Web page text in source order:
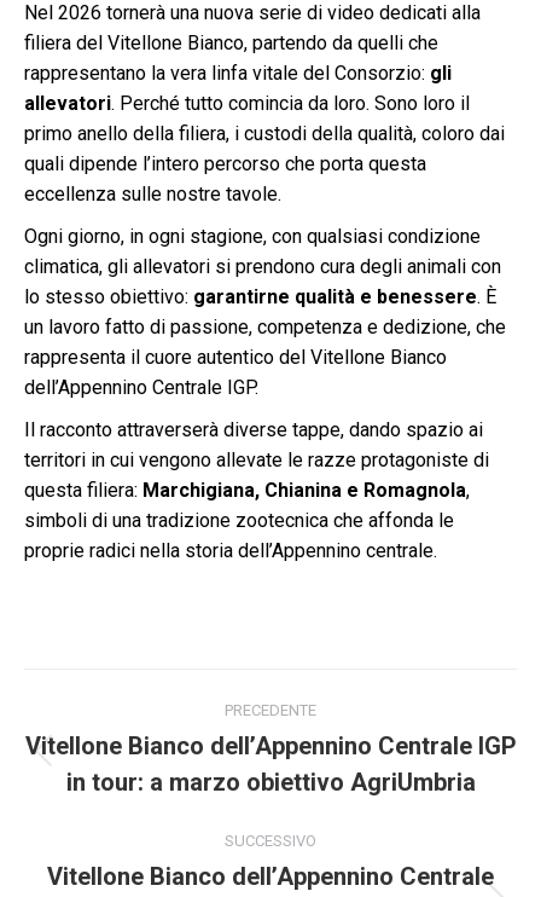
Nel 2026 tornerà una nuova serie di video dedicati alla
filiera del Vitellone Bianco, partendo da quelli che
rappresentano la vera linfa vitale del Consorzio: gli
allevatori. Perché tutto comincia da loro. Sono loro il
primo anello della filiera, i custodi della qualità, coloro dai
quali dipende l’intero percorso che porta questa
eccellenza sulle nostre tavole.
Ogni giorno, in ogni stagione, con qualsiasi condizione
climatica, gli allevatori si prendono cura degli animali con
lo stesso obiettivo: garantirne qualità e benessere. È
un lavoro fatto di passione, competenza e dedizione, che
rappresenta il cuore autentico del Vitellone Bianco
dell’Appennino Centrale IGP.
Il racconto attraverserà diverse tappe, dando spazio ai
territori in cui vengono allevate le razze protagoniste di
questa filiera: Marchigiana, Chianina e Romagnola,
simboli di una tradizione zootecnica che affonda le
proprie radici nella storia dell’Appennino centrale.
tra
post
PRECEDENTE
Post
precedente:
Vitellone Bianco dell’Appennino Centrale IGP
in tour: a marzo obiettivo AgriUmbria
SUCCESSIVO
Vitellone Bianco dell’Appennino Centrale